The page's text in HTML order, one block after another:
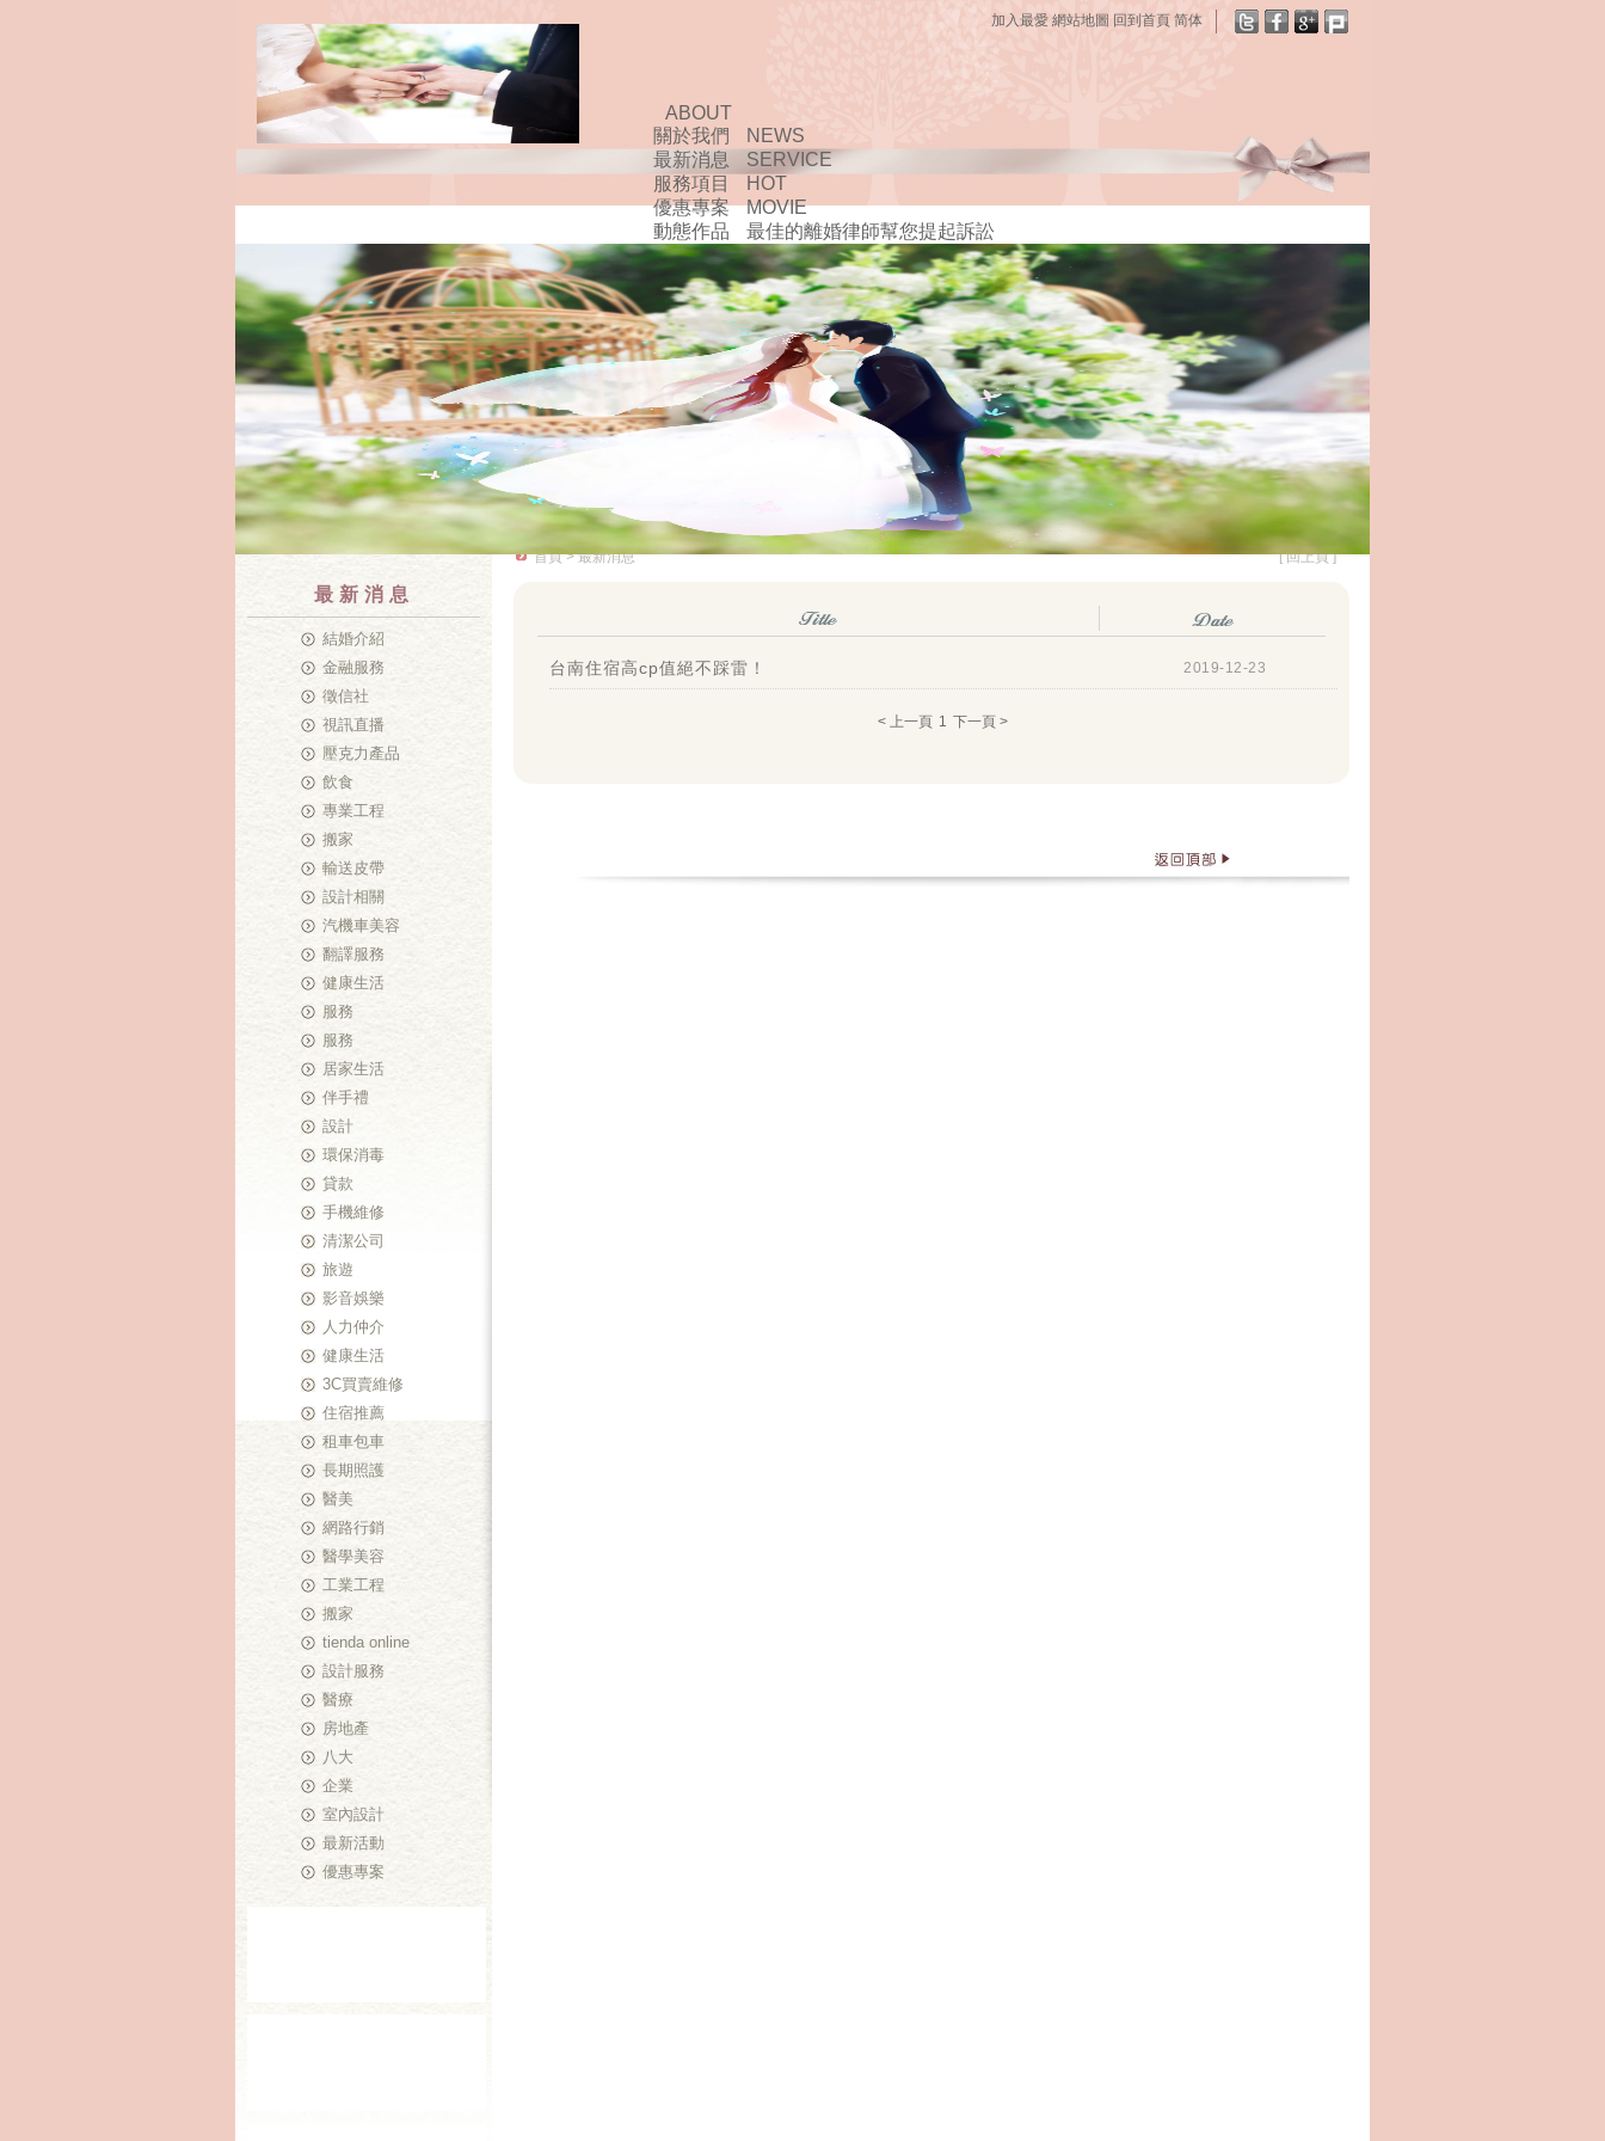
加入最愛 網站地圖 回到首頁 简体
ABOUT
關於我們
NEWS
最新消息
SERVICE
服務項目
HOT
優惠專案
MOVIE
動態作品
最佳的離婚律師幫您提起訴訟
最新消息
結婚介紹
金融服務
徵信社
視訊直播
壓克力產品
飲食
專業工程
搬家
輸送皮帶
設計相關
汽機車美容
翻譯服務
健康生活
服務
服務
居家生活
伴手禮
設計
環保消毒
貸款
手機維修
清潔公司
旅遊
影音娛樂
人力仲介
健康生活
3C買賣維修
住宿推薦
租車包車
長期照護
醫美
網路行銷
醫學美容
工業工程
搬家
tienda online
設計服務
醫療
房地產
八大
企業
室內設計
最新活動
優惠專案
首頁> 最新消息 [ 回上頁 ]
台南住宿高cp值絕不踩雷！ 2019-12-23
< 上一頁 1 下一頁 >